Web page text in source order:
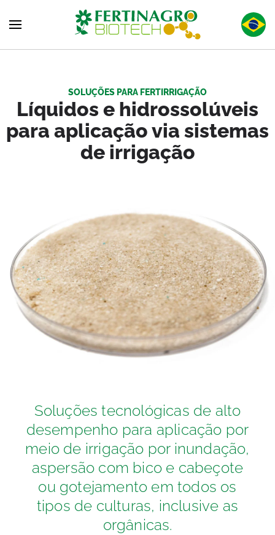
Skip to main content
SOLUÇÕES PARA FERTIRRIGAÇÃO
Líquidos e hidrossolúveis
para aplicação via sistemas
de irrigação
Soluções tecnológicas de alto
desempenho para aplicação por
meio de irrigação por inundação,
aspersão com bico e cabeçote
ou gotejamento em todos os
tipos de culturas, inclusive as
orgânicas.